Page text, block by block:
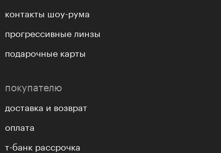
контакты шоу-рума
прогрессивные линзы
подарочные карты
покупателю
доставка и возврат
оплата
т-банк рассрочка